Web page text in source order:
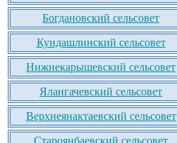
Богдановский сельсовет
Кундашлинский сельсовет
Нижнекарышевский сельсовет
Ялангачевский сельсовет
Верхнеянактаевский сельсовет
Староянбаевский сельсовет